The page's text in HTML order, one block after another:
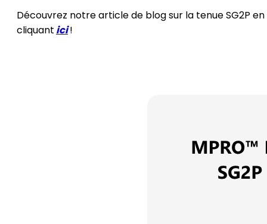
Découvrez notre article de blog sur la tenue SG2P en
cliquant ici!